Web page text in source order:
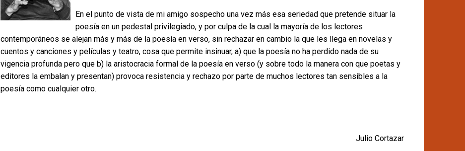
En el punto de vista de mi amigo sospecho una vez más esa seriedad que pretende situar la
poesía en un pedestal privilegiado, y por culpa de la cual la mayoría de los lectores
contemporáneos se alejan más y más de la poesía en verso, sin rechazar en cambio la que les llega en novelas y
cuentos y canciones y películas y teatro, cosa que permite insinuar, a) que la poesía no ha perdido nada de su
vigencia profunda pero que b) la aristocracia formal de la poesía en verso (y sobre todo la manera con que poetas y
editores la embalan y presentan) provoca resistencia y rechazo por parte de muchos lectores tan sensibles a la
poesía como cualquier otro.
Julio Cortazar